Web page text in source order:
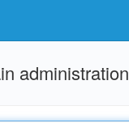
administration